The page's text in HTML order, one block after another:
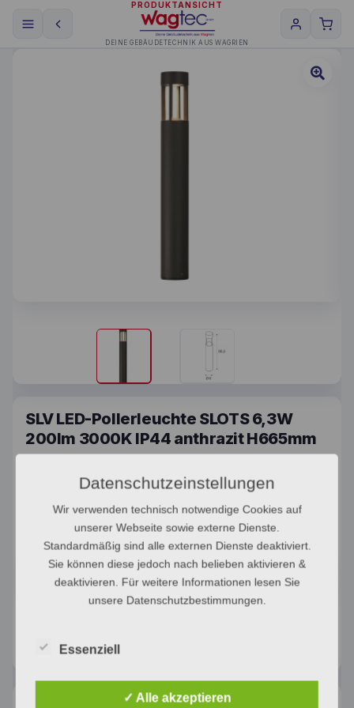
PRODUKTANSICHT
DEINE GEBÄUDETECHNIK AUS WAGRIEN
SLV LED-Pollerleuchte SLOTS 6,3W
200lm 3000K IP44 anthrazit H665mm
Montage:~178,38€
SLV LED-Pollerleuchte SLOTS 6,3W 200lm 3000K
In den Warenkorb
Datenschutzeinstellungen
Wir verwenden technisch notwendige Cookies auf
unserer Webseite sowie externe Dienste.
Standardmäßig sind alle externen Dienste deaktiviert.
Sie können diese jedoch nach belieben aktivieren &
deaktivieren. Für weitere Informationen lesen Sie
unsere Datenschutzbestimmungen.
Essenziell
✓ Alle akzeptieren